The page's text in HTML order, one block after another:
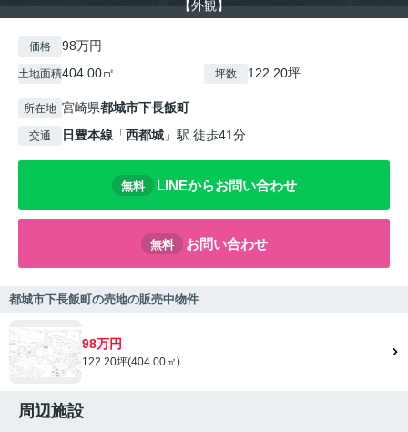
【外観】
価格 98万円
土地面積404.00㎡ 坪数 122.20坪
所在地 宮崎県都城市下長飯町
交通 日豊本線 「西都城 」駅 徒歩41分
無料 LINEからお問い合わせ
無料 お問い合わせ
都城市下長飯町の売地の販売中物件
98万円
122.20坪(404.00㎡)
周辺施設